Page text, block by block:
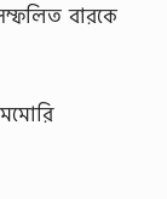
বারকে